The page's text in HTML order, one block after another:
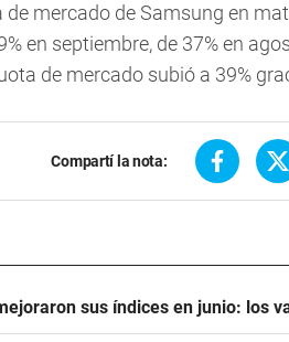
mercado de Samsung en
en septiembre, de 37% en
de mercado subió a 39%
Compartí la nota:
sus índices en junio: los